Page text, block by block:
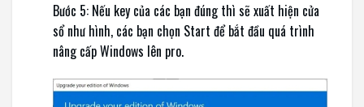
Bước 5: Nếu key của các bạn đúng thì sẽ xuất hiện cửa
sổ như hình, các bạn chọn Start để bắt đầu quá trình
nâng cấp Windows lên pro.